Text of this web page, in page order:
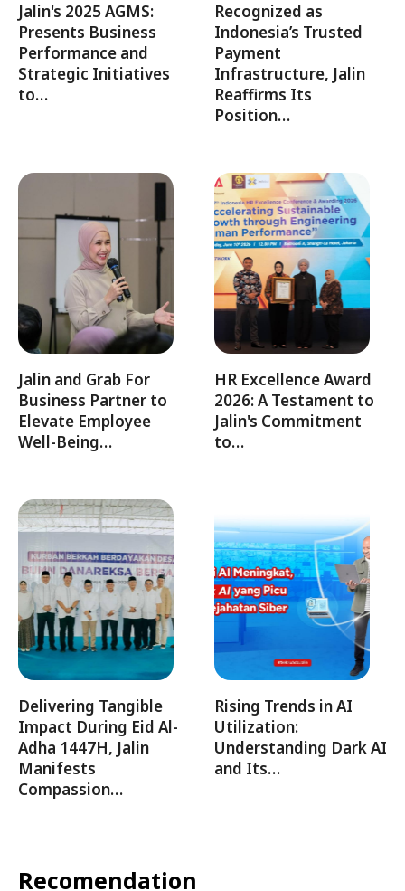
Jalin's 2025 AGMS:
Presents Business
Performance and
Strategic Initiatives
to…
Recognized as
Indonesia’s Trusted
Payment
Infrastructure, Jalin
Reaffirms Its
Position…
Jalin and Grab For
Business Partner to
Elevate Employee
Well-Being…
HR Excellence Award
2026: A Testament to
Jalin's Commitment
to…
Delivering Tangible
Impact During Eid Al-
Adha 1447H, Jalin
Manifests
Compassion…
Rising Trends in AI
Utilization:
Understanding Dark AI
and Its…
Recomendation